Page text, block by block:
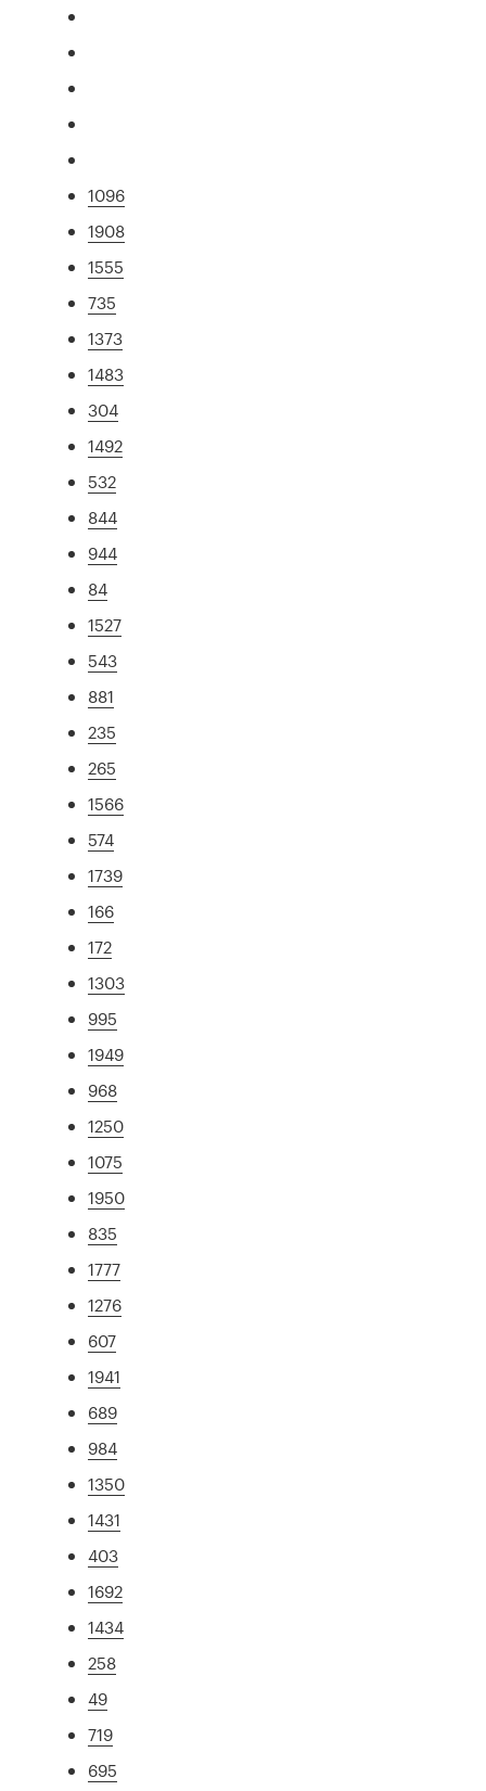
1096
1908
1555
735
1373
1483
304
1492
532
844
944
84
1527
543
881
235
265
1566
574
1739
166
172
1303
995
1949
968
1250
1075
1950
835
1777
1276
607
1941
689
984
1350
1431
403
1692
1434
258
49
719
695